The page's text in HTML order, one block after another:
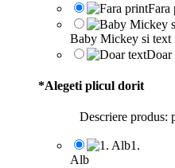
Fara
Baby Mickey si text
Doar
*Alegeti plicul dorit
Descriere produs:
1.
Alb